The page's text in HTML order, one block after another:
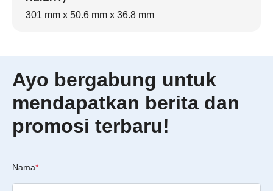
301 mm x 50.6 mm x 36.8 mm
Ayo bergabung untuk
mendapatkan berita dan
promosi terbaru!
Nama*